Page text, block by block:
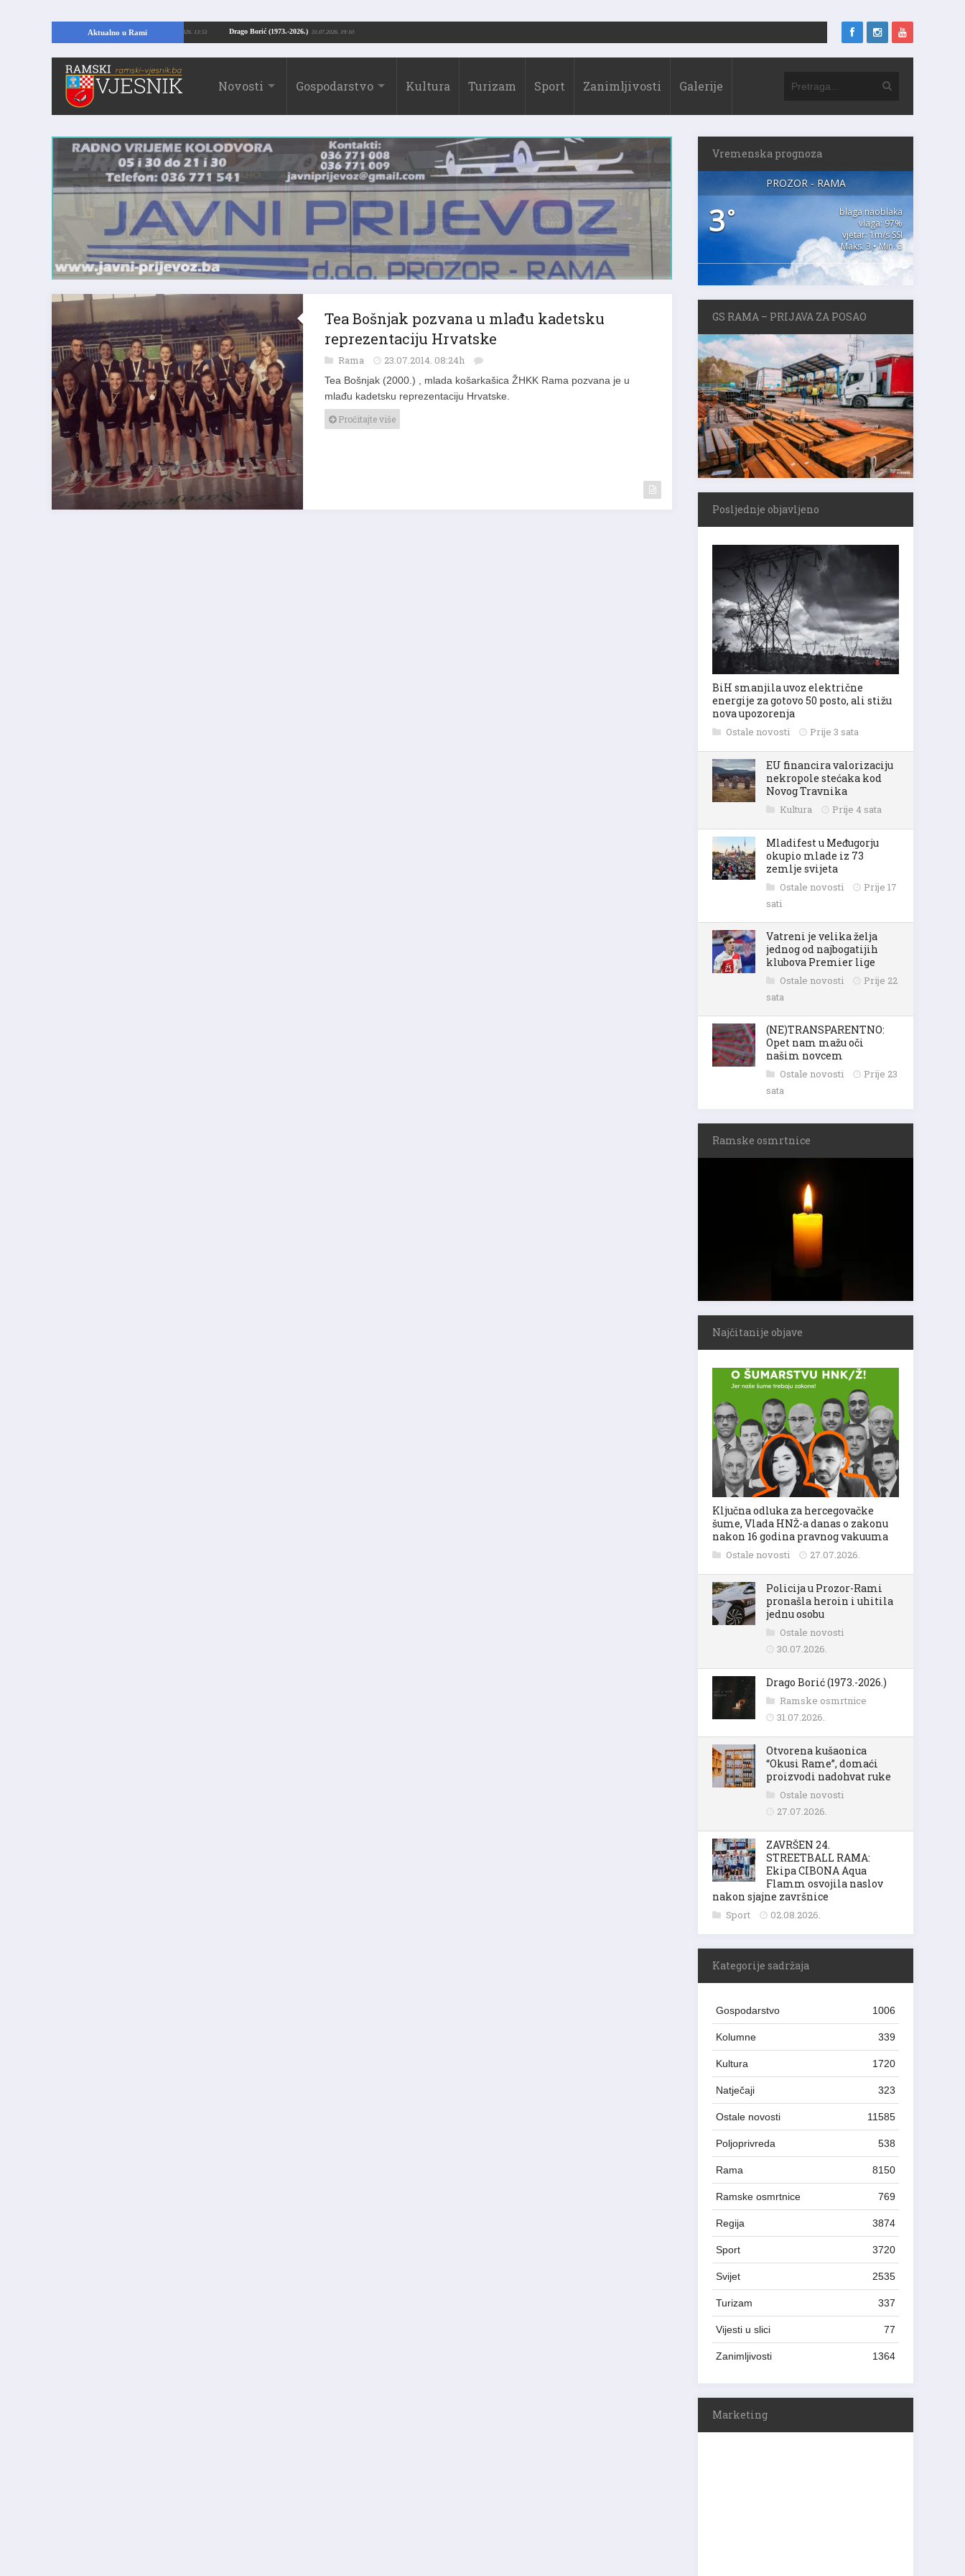
Aktualno u Rami Drago Borić (1973.-2026.) 31.07.2026. 19:10
Kopajući temelje kuće, pronašao vrijedne arheološke ostatke 24.07.2026. 13:51
Novosti Gospodarstvo Kultura Turizam Sport Zanimljivosti Galerije
Tea Bošnjak pozvana u mlađu kadetsku
reprezentaciju Hrvatske
Rama 23.07.2014. 08:24h
Tea Bošnjak (2000.) , mlada košarkašica ŽHKK Rama pozvana je u
mlađu kadetsku reprezentaciju Hrvatske.
Pročitajte više
Vremenska prognoza
PROZOR - RAMA
3°
blaga naoblaka
vlaga: 97%
vjetar: 1m/s SSI
Maks. 3 • Min. 3
GS RAMA – PRIJAVA ZA POSAO
Posljednje objavljeno
BiH smanjila uvoz električne
energije za gotovo 50 posto, ali stižu
nova upozorenja
Ostale novosti Prije 3 sata
EU financira valorizaciju
nekropole stećaka kod
Novog Travnika
Kultura Prije 4 sata
Mladifest u Međugorju
okupio mlade iz 73
zemlje svijeta
Ostale novosti
Prije 17
sati
Vatreni je velika želja
jednog od najbogatijih
klubova Premier lige
Ostale novosti
Prije 22
sata
(NE)TRANSPARENTNO:
Opet nam mažu oči
našim novcem
Ostale novosti
Prije 23
sata
Ramske osmrtnice
Najčitanije objave
Ključna odluka za hercegovačke
šume, Vlada HNŽ-a danas o zakonu
nakon 16 godina pravnog vakuuma
Ostale novosti 27.07.2026.
Policija u Prozor-Rami
pronašla heroin i uhitila
jednu osobu
Ostale novosti
30.07.2026.
Drago Borić (1973.-2026.)
Ramske osmrtnice
31.07.2026.
Otvorena kušaonica
“Okusi Rame”, domaći
proizvodi nadohvat ruke
Ostale novosti
27.07.2026.
ZAVRŠEN 24.
STREETBALL RAMA:
Ekipa CIBONA Aqua
Flamm osvojila naslov
nakon sjajne završnice
Sport 02.08.2026.
Kategorije sadržaja
Gospodarstvo 1006
Kolumne 339
Kultura 1720
Natječaji 323
Ostale novosti 11585
Poljoprivreda 538
Rama 8150
Ramske osmrtnice 769
Regija 3874
Sport 3720
Svijet 2535
Turizam 337
Vijesti u slici 77
Zanimljivosti 1364
Marketing